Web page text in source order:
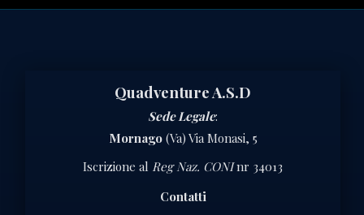
Quadventure A.S.D
Sede Legale:
Mornago(Va) Via Monasi, 5
Iscrizione al Reg Naz. CONInr 34013
Contatti